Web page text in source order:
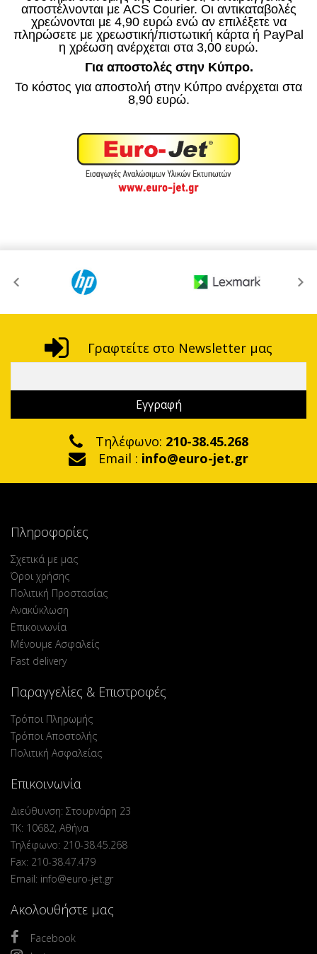
αποστέλνονται με ACS Courier. Οι αντικαταβολές
χρεώνονται με 4,90 ευρώ ενώ αν επιλέξετε να
πληρώσετε με χρεωστική/πιστωτική κάρτα ή PayPal
η χρέωση ανέρχεται στα 3,00 ευρώ.
Για αποστολές στην Κύπρο.
Το κόστος για αποστολή στην Κύπρο ανέρχεται στα
8,90 ευρώ.
Γραφτείτε στο Newsletter μας
Τηλέφωνο: 210-38.45.268
Email : info@euro-jet.gr
Πληροφορίες
Σχετικά με μας
Όροι χρήσης
Πολιτική Προστασίας
Ανακύκλωση
Επικοινωνία
Μένουμε Ασφαλείς
Fast delivery
Παραγγελίες & Επιστροφές
Τρόποι Πληρωμής
Τρόποι Αποστολής
Πολιτική Ασφαλείας
Επικοινωνία
Διεύθυνση: Στουρνάρη 23
ΤΚ: 10682, Αθήνα
Τηλέφωνο: 210-38.45.268
Fax: 210-38.47.479
Email: info@euro-jet.gr
Ακολουθήστε μας
Facebook